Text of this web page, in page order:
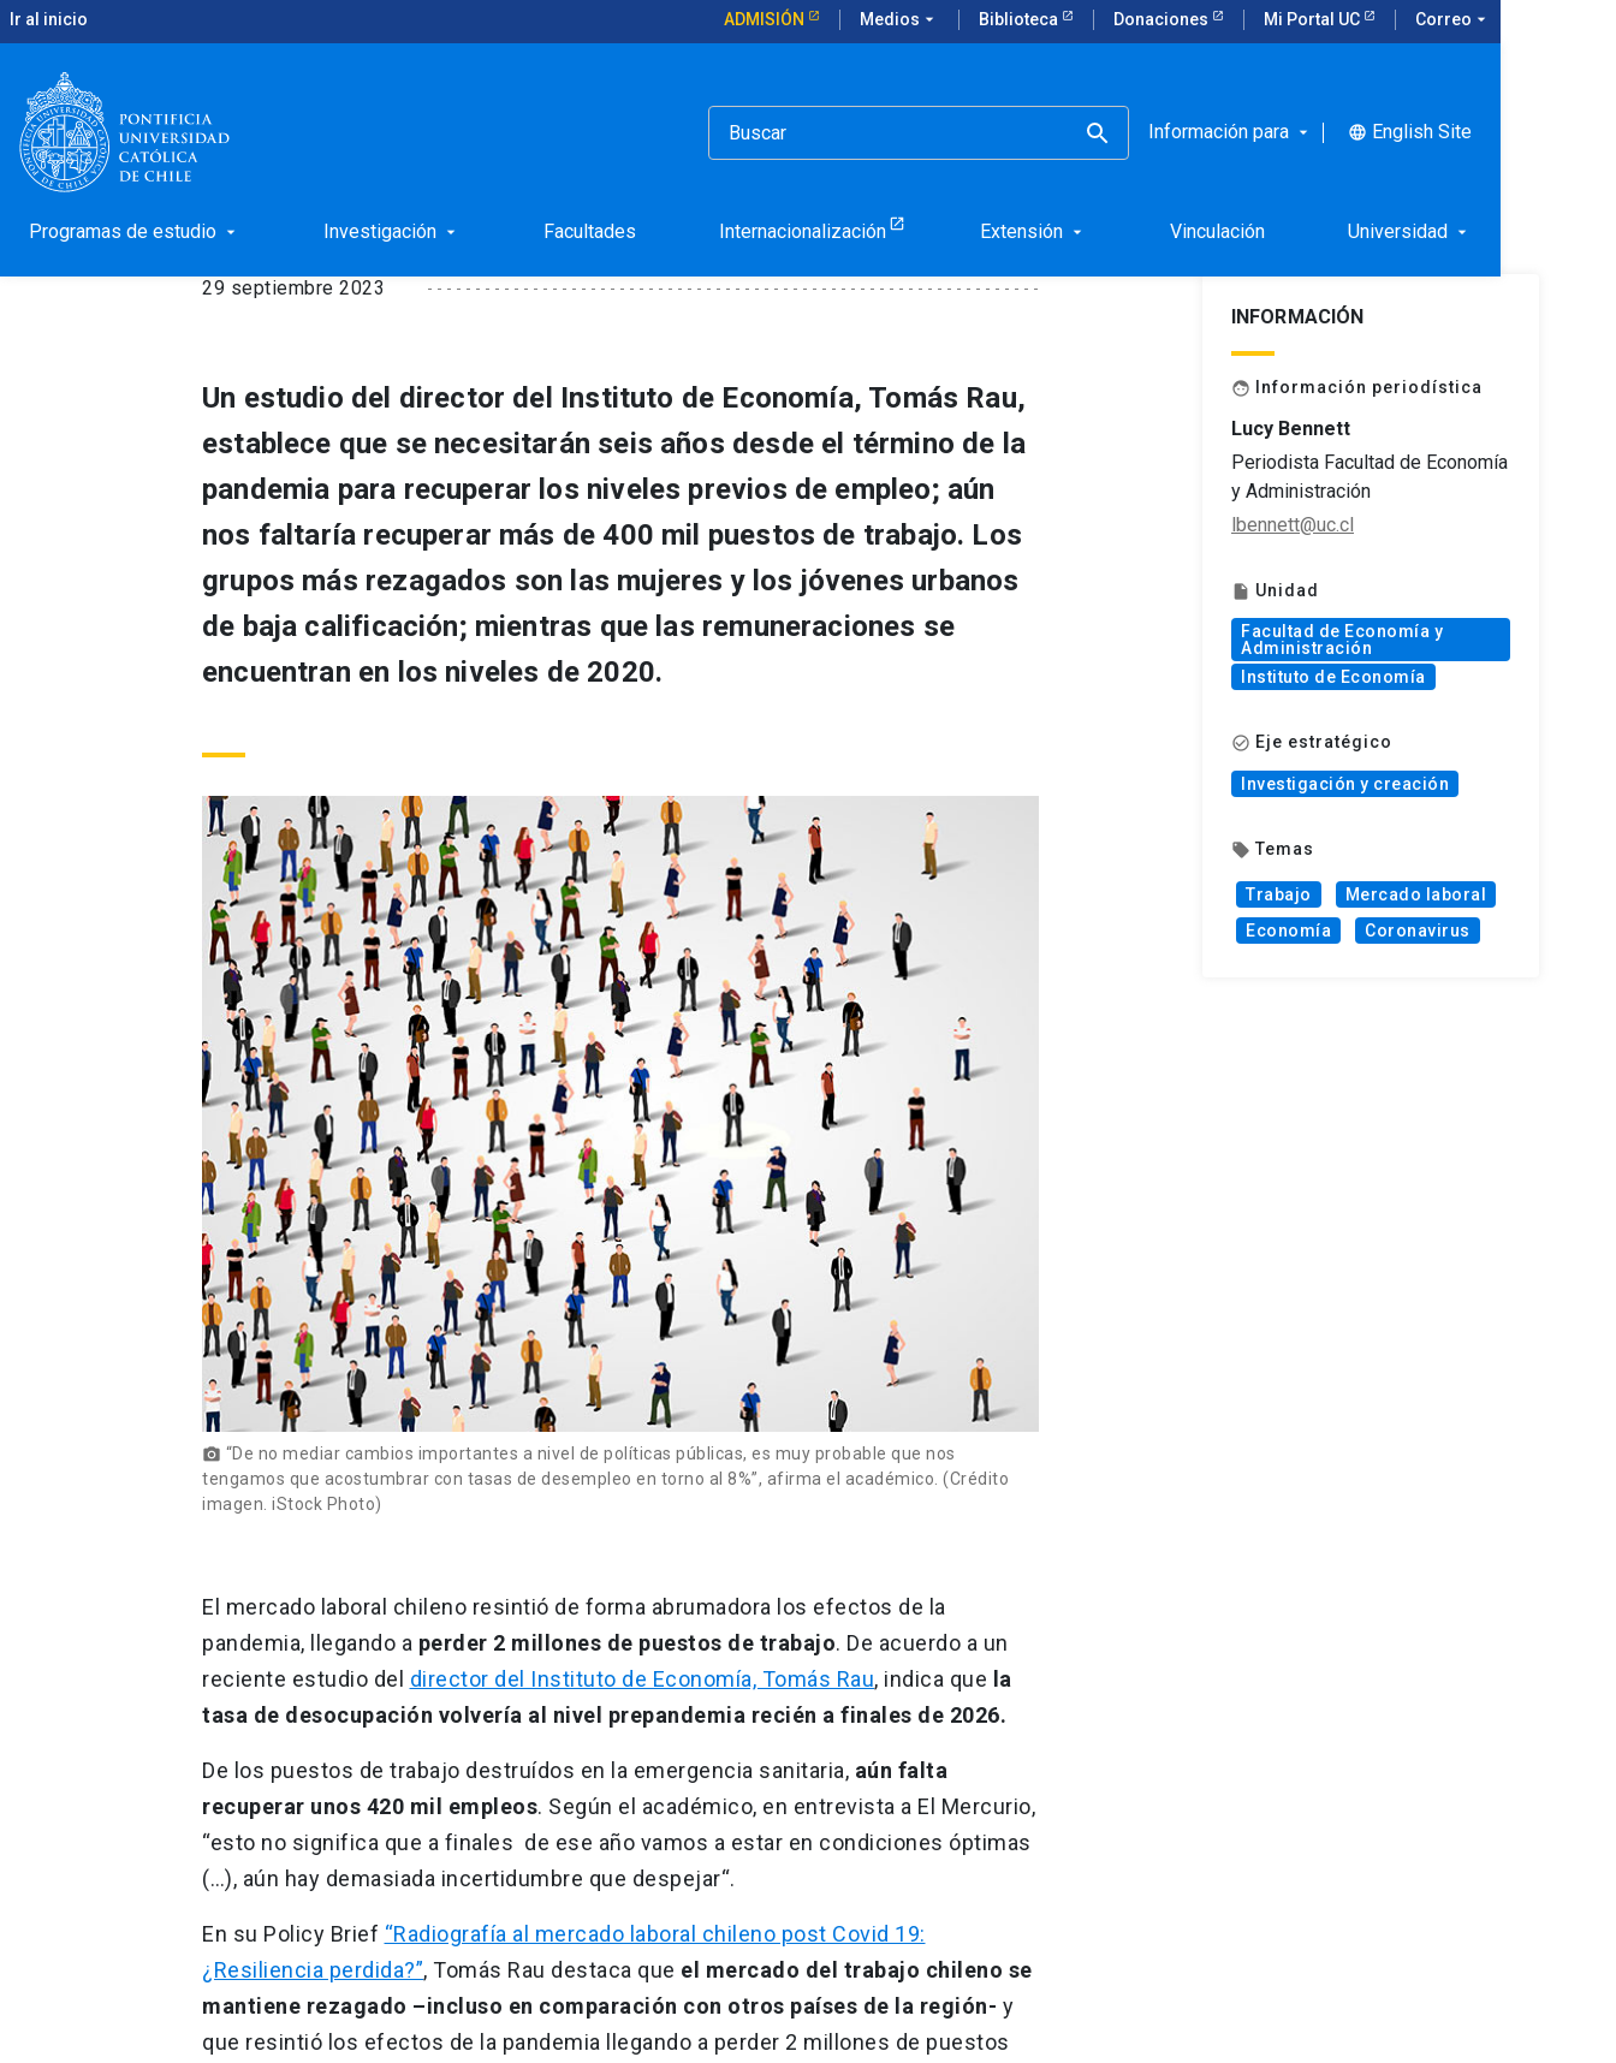
Ir al inicio ADMISIÓN Medios arrow_drop_down Biblioteca Donaciones Mi Portal UC Correo arrow_drop_down
Información para arrow_drop_down language English Site
Programas de estudio arrow_drop_down Investigación arrow_drop_down Facultades Internacionalización Extensión arrow_drop_down Vinculación Universidad arrow_drop_down
Inicio
Radiografía al mercado laboral chileno post Covid19
29 septiembre 2023
Un estudio del director del Instituto de Economía, Tomás Rau,
establece que se necesitarán seis años desde el término de la
pandemia para recuperar los niveles previos de empleo; aún
nos faltaría recuperar más de 400 mil puestos de trabajo. Los
grupos más rezagados son las mujeres y los jóvenes urbanos
de baja calificación; mientras que las remuneraciones se
encuentran en los niveles de 2020.
photo_camera “De no mediar cambios importantes a nivel de políticas públicas, es muy probable que nos
tengamos que acostumbrar con tasas de desempleo en torno al 8%”, afirma el académico. (Crédito
imagen. iStock Photo)
El mercado laboral chileno resintió de forma abrumadora los efectos de la
pandemia, llegando a perder 2 millones de puestos de trabajo. De acuerdo a un
reciente estudio del director del Instituto de Economía, Tomás Rau, indica que la
tasa de desocupación volvería al nivel prepandemia recién a finales de 2026.
De los puestos de trabajo destruídos en la emergencia sanitaria, aún falta
recuperar unos 420 mil empleos. Según el académico, en entrevista a El Mercurio,
“esto no significa que a finales de ese año vamos a estar en condiciones óptimas
(…), aún hay demasiada incertidumbre que despejar“.
En su Policy Brief “Radiografía al mercado laboral chileno post Covid 19:
¿Resiliencia perdida?”, Tomás Rau destaca que el mercado del trabajo chileno se
mantiene rezagado –incluso en comparación con otros países de la región- y
que resintió los efectos de la pandemia llegando a perder 2 millones de puestos
INFORMACIÓN
face Información periodística
Lucy Bennett
Periodista Facultad de Economía
y Administración
lbennett@uc.cl
insert_drive_file Unidad
Facultad de Economía y
Administración
Instituto de Economía
check_circle_outline Eje estratégico
Investigación y creación
local_offer Temas
Trabajo
Mercado laboral
Economía
Coronavirus